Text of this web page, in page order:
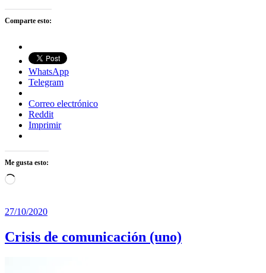
Comparte esto:
WhatsApp
Telegram
Correo electrónico
Reddit
Imprimir
Me gusta esto:
Cargando...
27/10/2020
Crisis de comunicación (uno)